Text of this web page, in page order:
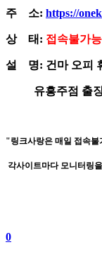
주 소: https://
상 태: 접속불가능
설 명: 건마 오피
유흥주점 출장
​"링크사랑은 매일 접속불
각사이트마다 모니터링
0